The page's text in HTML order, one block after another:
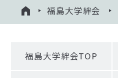
知る・学ぶHOME
福島大学絆会
福島大学絆会TOP